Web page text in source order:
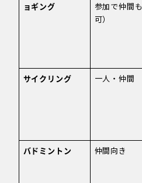
ョギング
参加で仲間も
可）
サイクリング
一人・仲間
バドミントン
仲間向き